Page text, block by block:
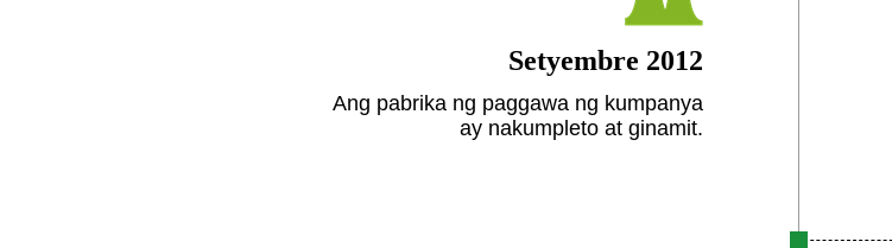
Setyembre 2012
Ang pabrika ng paggawa ng kumpanya
ay nakumpleto at ginamit.